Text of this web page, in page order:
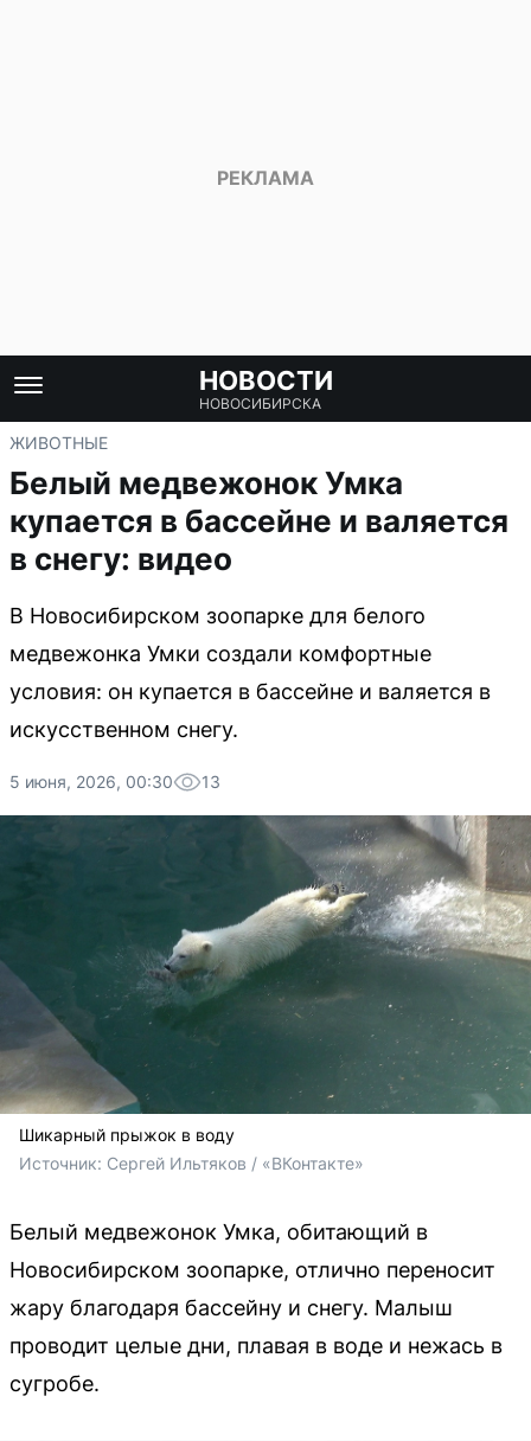
НОВОСТИ
НОВОСИБИРСКА
ЖИВОТНЫЕ
Белый медвежонок Умка
купается в бассейне и валяется
в снегу: видео
В Новосибирском зоопарке для белого
медвежонка Умки создали комфортные
условия: он купается в бассейне и валяется в
искусственном снегу.
5 июня, 2026, 00:30 13
Шикарный прыжок в воду
Источник: Сергей Ильтяков / «ВКонтакте»
Белый медвежонок Умка, обитающий в
Новосибирском зоопарке, отлично переносит
жару благодаря бассейну и снегу. Малыш
проводит целые дни, плавая в воде и нежась в
сугробе.